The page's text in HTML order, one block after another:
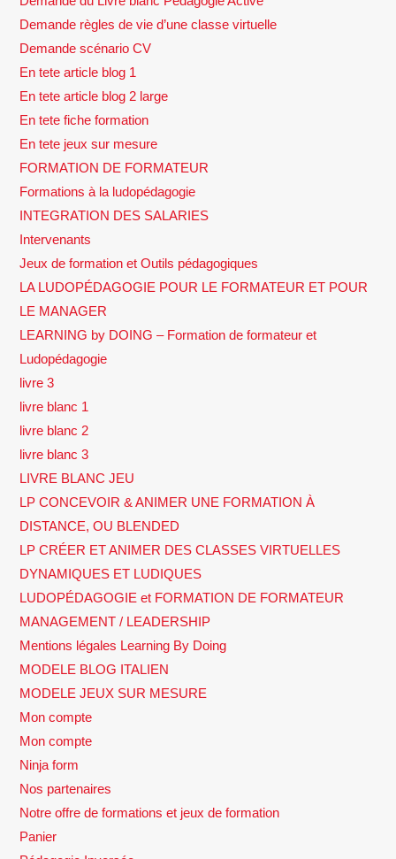
Demande règles de vie d’une classe virtuelle
Demande scénario CV
En tete article blog 1
En tete article blog 2 large
En tete fiche formation
En tete jeux sur mesure
FORMATION DE FORMATEUR
Formations à la ludopédagogie
INTEGRATION DES SALARIES
Intervenants
Jeux de formation et Outils pédagogiques
LA LUDOPÉDAGOGIE POUR LE FORMATEUR ET POUR
LE MANAGER
LEARNING by DOING – Formation de formateur et
Ludopédagogie
livre 3
livre blanc 1
livre blanc 2
livre blanc 3
LIVRE BLANC JEU
LP CONCEVOIR & ANIMER UNE FORMATION À
DISTANCE, OU BLENDED
LP CRÉER ET ANIMER DES CLASSES VIRTUELLES
DYNAMIQUES ET LUDIQUES
LUDOPÉDAGOGIE et FORMATION DE FORMATEUR
MANAGEMENT / LEADERSHIP
Mentions légales Learning By Doing
MODELE BLOG ITALIEN
MODELE JEUX SUR MESURE
Mon compte
Mon compte
Ninja form
Nos partenaires
Notre offre de formations et jeux de formation
Panier